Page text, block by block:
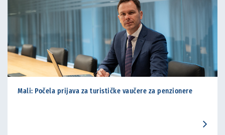
Mali: Počela prijava za turističke vaučere za penzionere